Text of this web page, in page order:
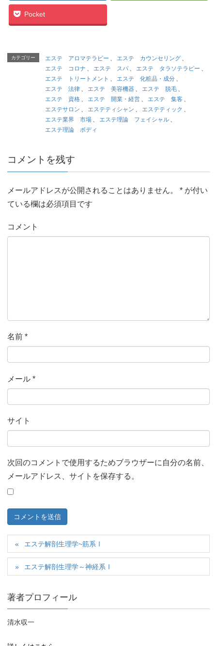
Pocket
カテゴリー エステ アロマテラピー 、 エステ カウンセリング 、
エステ コロナ 、 エステ スパ 、 エステ タラソテラピー 、
エステ トリートメント 、 エステ 化粧品・成分 、
エステ 法律 、 エステ 美容機器 、 エステ 脱毛 、
エステ 資格 、 エステ 開業・経営 、 エステ 集客 、
エステサロン 、 エステティシャン 、 エステティック 、
エステ業界 市場 、 エステ理論 フェイシャル 、
エステ理論 ボディ
コメントを残す
メールアドレスが公開されることはありません。 * が付い
ている欄は必須項目です
コメント
名前 *
メール *
サイト
次回のコメントで使用するためブラウザーに自分の名前、
メールアドレス、サイトを保存する。
エステ解剖生理学~筋系Ⅰ
エステ解剖生理学～神経系Ⅰ
著者プロフィール
清水収一